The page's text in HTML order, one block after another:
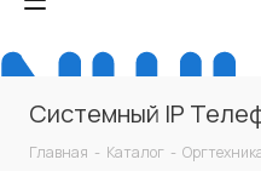
Системный IP
Главная - Каталог -